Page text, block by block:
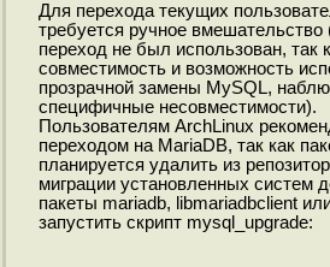
Для перехода текущих
требуется ручное вмешательство
переход не был использован, так
совместимость и возможность
прозрачной замены MySQL,
специфичные несовместимости).
Пользователям ArchLinux
переходом на MariaDB, так как
планируется удалить из
миграции установленных систем
пакеты mariadb, libmariadbclient
запустить скрипт mysql_upgrade: